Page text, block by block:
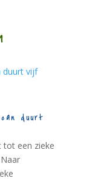
duurt
tot een zieke